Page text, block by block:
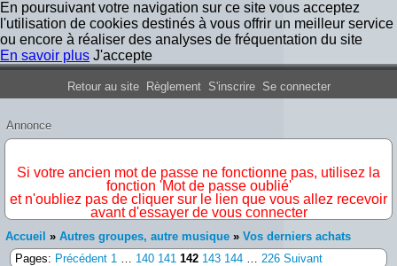
En poursuivant votre navigation sur ce site vous acceptez
l'utilisation de cookies destinés à vous offrir un meilleur service
ou encore à réaliser des analyses de fréquentation du site
En savoir plus J'accepte
Forum Iron Maiden France
Retour au site Règlement S'inscrire Se connecter
Annonce
Si votre ancien mot de passe ne fonctionne pas, utilisez la
fonction 'Mot de passe oublié'
et n'oubliez pas de cliquer sur le lien que vous allez recevoir
avant d'essayer de vous connecter
Accueil » Autres groupes, autre musique » Vos derniers achats
Pages: Précédent 1 … 140 141 142 143 144 … 226 Suivant